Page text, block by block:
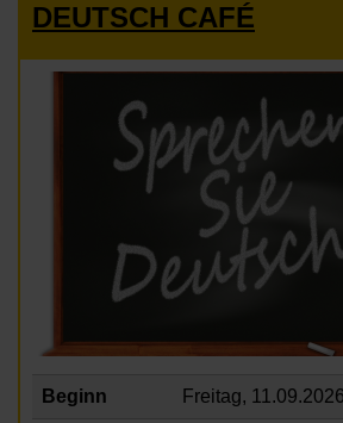
DEUTSCH CAFÉ
Beginn Freitag,